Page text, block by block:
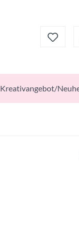
Kreativangebot/